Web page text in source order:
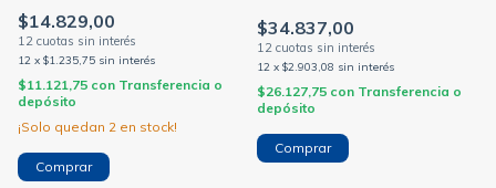
$14.829,00
12 x $1.235,75 sin interés
$11.121,75 con Transferencia o
depósito
¡Solo quedan 2 en stock!
Comprar
$34.837,00
12 x $2.903,08 sin interés
$26.127,75 con Transferencia o
depósito
Comprar